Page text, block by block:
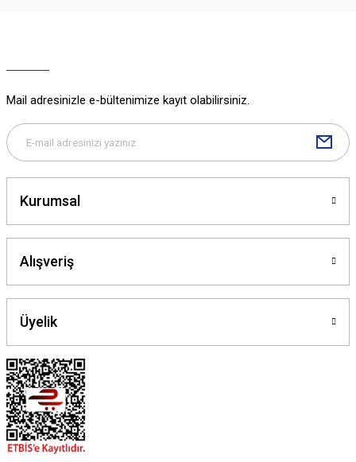
Mail adresinizle e-bültenimize kayıt olabilirsiniz.
Kurumsal
Alışveriş
Üyelik